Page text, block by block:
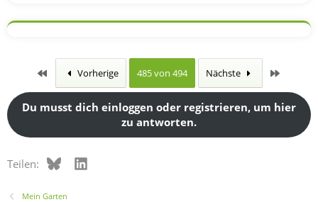
Erste Vorherige 485 von 494 Nächste
Du musst dich einloggen oder registrieren, um hier
zu antworten.
Teilen: BlueskyLinkedIn
Mein Garten